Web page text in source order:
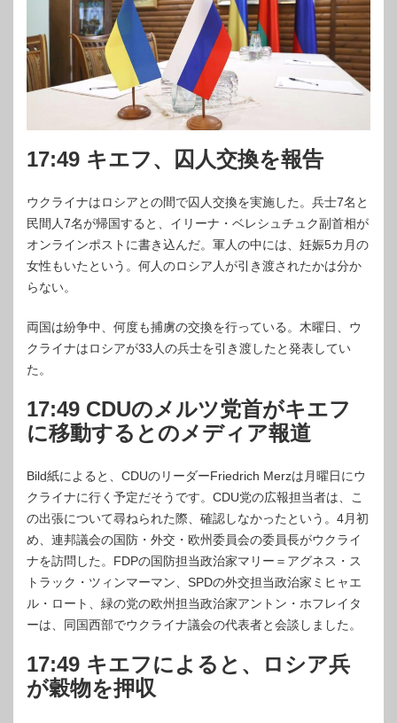
17:49 キエフ、囚人交換を報告
ウクライナはロシアとの間で囚人交換を実施した。兵士7名と
民間人7名が帰国すると、イリーナ・ベレシュチュク副首相が
オンラインポストに書き込んだ。軍人の中には、妊娠5カ月の
女性もいたという。何人のロシア人が引き渡されたかは分か
らない。
両国は紛争中、何度も捕虜の交換を行っている。木曜日、ウ
クライナはロシアが33人の兵士を引き渡したと発表してい
た。
17:49 CDUのメルツ党首がキエフ
に移動するとのメディア報道
Bild紙によると、CDUのリーダーFriedrich Merzは月曜日にウ
クライナに行く予定だそうです。CDU党の広報担当者は、こ
の出張について尋ねられた際、確認しなかったという。4月初
め、連邦議会の国防・外交・欧州委員会の委員長がウクライ
ナを訪問した。FDPの国防担当政治家マリー＝アグネス・ス
トラック・ツィンマーマン、SPDの外交担当政治家ミヒャエ
ル・ロート、緑の党の欧州担当政治家アントン・ホフレイタ
ーは、同国西部でウクライナ議会の代表者と会談しました。
17:49 キエフによると、ロシア兵
が穀物を押収